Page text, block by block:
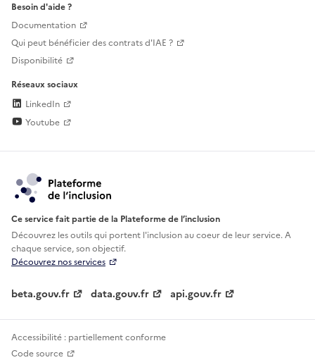
Besoin d'aide ?
Documentation
Qui peut bénéficier des contrats d'IAE ?
Disponibilité
Réseaux sociaux
LinkedIn
Youtube
Ce service fait partie de la Plateforme de l’inclusion
Découvrez les outils qui portent l'inclusion aucoeur de leur service. A
chaque service, son objectif.
Découvrez nos services
beta.gouv.fr data.gouv.fr api.gouv.fr
Accessibilité : partiellement conforme
Code source